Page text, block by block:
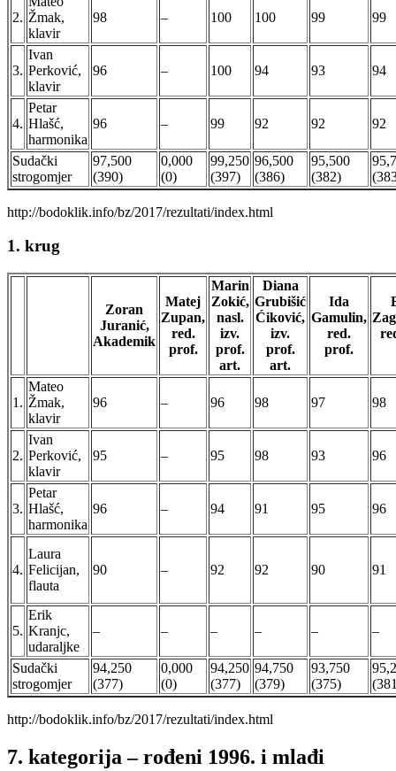
2. Žmak,
klavir
98 – 100 100 99 99
3.
Ivan
Perković,
klavir
96 – 100 94 93 94
4.
Petar
Hlašć,
harmonika
96 – 99 92 92 92
Sudački
strogomjer
97,500
(390)
0,000
(0)
99,250
(397)
96,500
(386)
95,500
(382)
http://bodoklik.info/bz/2017/rezultati/index.html
1. krug
Zoran
Juranić,
Akademik
Matej
Zupan,
red.
prof.
Marin
Zokić,
nasl.
izv.
prof.
art.
Diana
Grubišić
Ćiković,
izv.
prof.
art.
Ida
Gamulin,
red.
prof.
1.
Mateo
Žmak,
klavir
96 – 96 98 97 98
2.
Ivan
Perković,
klavir
95 – 95 98 93 96
3.
Petar
Hlašć,
harmonika
96 – 94 91 95 96
4.
Laura
Felicijan,
flauta
90 – 92 92 90 91
5.
Erik
Kranjc,
udaraljke
– – – – – –
Sudački
strogomjer
94,250
(377)
0,000
(0)
94,250
(377)
94,750
(379)
93,750
(375)
http://bodoklik.info/bz/2017/rezultati/index.html
7. kategorija – rođeni 1996. i mlađi